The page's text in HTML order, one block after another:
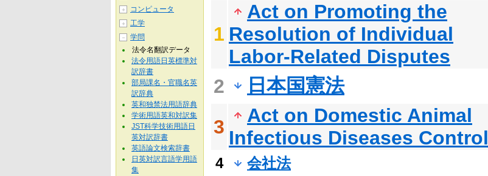
1
Act on Promoting the
Resolution of Individual
Labor-Related Disputes
2
日本国憲法
3
Act on Domestic Animal
Infectious Diseases Control
4
会社法
＋ コンピュータ
＋ 工学
－
学問
法令名翻訳データ
法令用語日英標準対
訳辞書
部局課名・官職名英
訳辞典
英和独禁法用語辞典
学術用語英和対訳集
JST科学技術用語日
英対訳辞書
英語論文検索辞書
日英対訳言語学用語
集